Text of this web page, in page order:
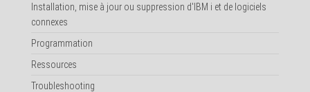
Installation, mise à jour ou suppression d'IBM i et de logiciels
connexes
Programmation
Ressources
Troubleshooting